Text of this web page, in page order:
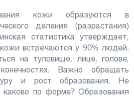
кожи образуются в
деления (разрастания)
статистика утверждает,
встречаются у 90% людей.
на туловище, лице, голове,
Важно обращать
и рост образования. Не
каково по форме? Образования